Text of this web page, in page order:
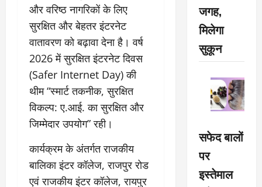
और वरिष्ठ नागरिकों के लिए
सुरक्षित और बेहतर इंटरनेट
वातावरण को बढ़ावा देना है। वर्ष
2026 में सुरक्षित इंटरनेट दिवस
(Safer Internet Day) की
थीम “स्मार्ट तकनीक, सुरक्षित
विकल्प: ए.आई. का सुरक्षित और
जिम्मेदार उपयोग” रही।
कार्यक्रम के अंतर्गत राजकीय
बालिका इंटर कॉलेज, राजपुर रोड
एवं राजकीय इंटर कॉलेज, रायपुर
जगह,
मिलेगा
सुकून
सफेद बालों
पर
इस्तेमाल